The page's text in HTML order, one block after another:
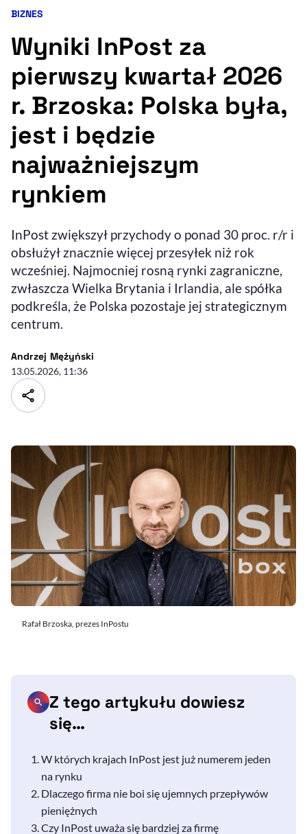
Ułatwienia dostępności wspierają:
Sprawdź, jak i dlaczego zwiększamy dostępność
Deklaracja dostępności, otwiera się w nowym oknie
Zgłoś problem
, otwiera się w
Kategoria artykułu:
BIZNES
Wyniki InPost za
pierwszy kwartał 2026
r. Brzoska: Polska była,
jest i będzie
najważniejszym
rynkiem
InPost zwiększył przychody o ponad 30 proc. r/r i
obsłużył znacznie więcej przesyłek niż rok
wcześniej. Najmocniej rosną rynki zagraniczne,
zwłaszcza Wielka Brytania i Irlandia, ale spółka
podkreśla, że Polska pozostaje jej strategicznym
centrum.
Andrzej Mężyński
13.05.2026, 11:36
Rafał Brzoska, prezes InPostu
Z tego artykułu dowiesz
się…
W których krajach InPost jest już numerem jeden
na rynku
Dlaczego firma nie boi się ujemnych przepływów
pieniężnych
Czy InPost uważa się bardziej za firmę